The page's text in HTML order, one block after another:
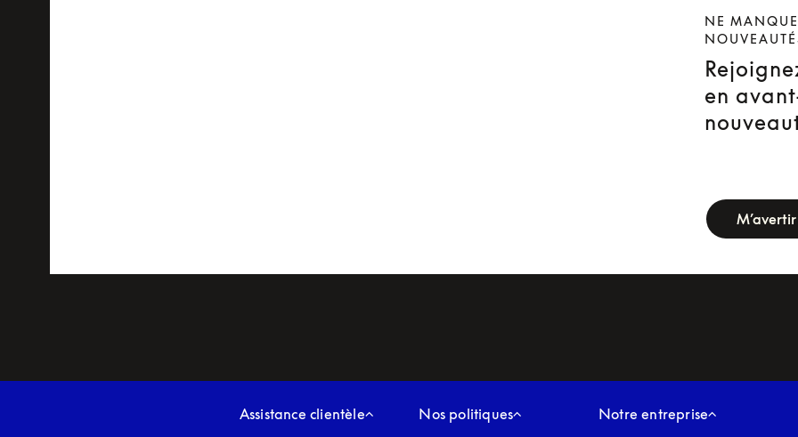
NE
en
M’avertir
Assistance clientèle Nos politiques Notre entreprise